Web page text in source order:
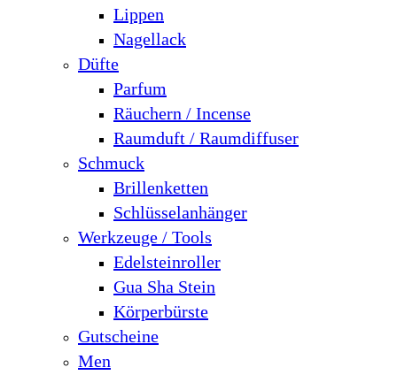
Lippen
Nagellack
Düfte
Parfum
Räuchern / Incense
Raumduft / Raumdiffuser
Schmuck
Brillenketten
Schlüsselanhänger
Werkzeuge / Tools
Edelsteinroller
Gua Sha Stein
Körperbürste
Gutscheine
Men